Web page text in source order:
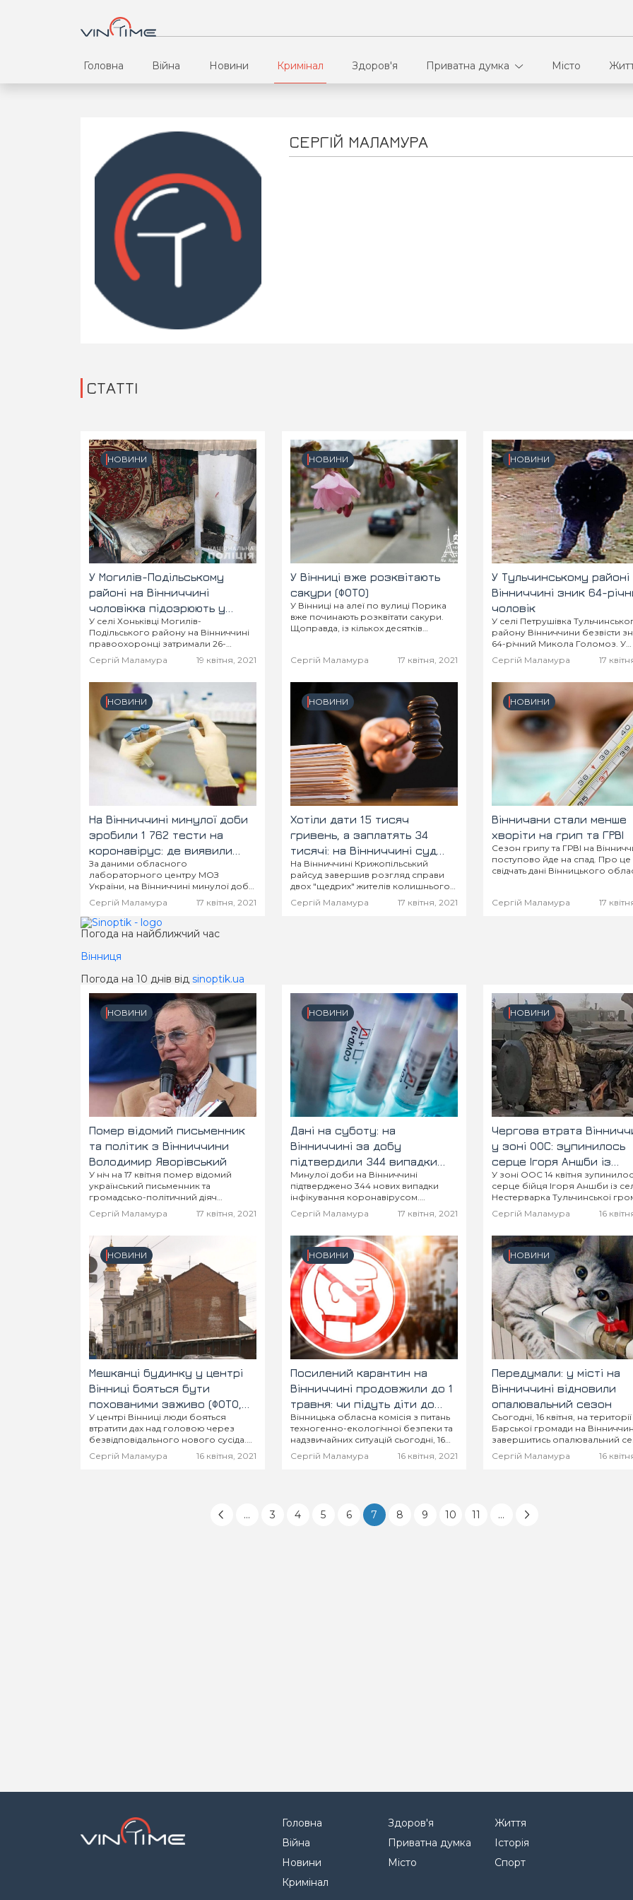
Головна Війна Новини Кримінал Здоров'я Приватна думка Місто
СЕРГІЙ МАЛАМУРА
СТАТТІ
НОВИНИ
У Могилів-Подільському
районі на Вінниччині
чоловікка підозрюють у
вбивстві батька
У селі Хоньківці Могилів-
Подільського району на Вінниччині
правоохоронці затримали 26-
річного місцевого жителя. За даним
слідства, він наніс смертельний удар
Сергій Маламура 19 квітня, 2021
НОВИНИ
У Вінниці вже розквітають
сакури (ФОТО)
У Вінниці на алеї по вулиці Порика
вже починають розквітати сакури.
Щоправда, із кількох десятків
тільки збираються розцвісти.
Сергій Маламура 17 квітня, 2021
НОВИНИ
У Тульчинському районі
Вінниччині зник 64-
чоловік
У селі Петрушівка
району Вінниччини безвісти
64-річний Микола Голомоз. У
Вінницькій філії Пошуково-
рятувальної волонтерської
потребує медичної
Сергій Маламура 17
НОВИНИ
На Вінниччині минулої доби
зробили 1 762 тести на
коронавірус: де виявили
найбільше випадків хвороби
За даними обласного
лабораторного центру МОЗ
України, на Вінниччині минулої доби
було проведено 1 762 тести на
коронавірус. Позитивний результат
отримано у 344 випадках - 19,5%.
Сергій Маламура 17 квітня, 2021
НОВИНИ
Хотіли дати 15 тисяч
гривень, а заплатять 34
тисячі: на Вінниччині суд
оштрафував двох чоловіків
за пропозицію хабара
патрульним
На Вінниччині Крижопільський
райсуд завершив розгляд справи
двох "щедрих" жителів колишнього
райцентру, які в лютому цього року
намагалися переконати патрульних
Сергій Маламура 17 квітня, 2021
НОВИНИ
Вінничани стали менше
хворіти на грип та ГРВІ
Сезон грипу та ГРВІ на
поступово йде на спад. Про це
свідчать дані Вінницького
області інтенсивність
Сергій Маламура 17
Погода на найближчий час
Вінниця
Погода на 10 днів від sinoptik.ua
НОВИНИ
Помер відомий письменник
та політик з Вінниччини
Володимир Яворівський
У ніч на 17 квітня помер відомий
український письменник та
громадсько-політичний діяч
Володимир Яворівський. Народився
він на Вінниччині у селі Теклівка 11
Сергій Маламура 17 квітня, 2021
НОВИНИ
Дані на суботу: на
Вінниччині за добу
підтвердили 344 випадки
захворювання на COVID-19
Минулої доби на Вінниччині
підтверджено 344 нових випадки
інфікування коронавірусом.
Померло 15 хворих на COVID-19.
загалом за час пандемії в області
захворювання, померло 1 378
людей....
Сергій Маламура 17 квітня, 2021
НОВИНИ
Чергова втрата
у зоні ООС: зупинилось
серце Ігоря Аншби із
Тульчинської громади
У зоні ООС 14 квітня
серце бійця Ігоря Аншби із
Нестерварка Тульчинської
Вінниччини. Про це
пресслужбі Тульчинської
Сергій Маламура 16
НОВИНИ
Мешканці будинку у центрі
Вінниці бояться бути
похованими заживо (ФОТО,
ВІДЕО)
У центрі Вінниці люди бояться
втратити дах над головою через
безвідповідального нового сусіда.
Старовинний будинок на кілька
квартир на вулиці Соборній почав
Сергій Маламура 16 квітня, 2021
НОВИНИ
Посилений карантин на
Вінниччині продовжили до 1
травня: чи підуть діти до
школи?
Вінницька обласна комісія з питань
техногенно-екологічної безпеки та
надзвичайних ситуацій сьогодні, 16
квітня, вирішила продовжити дію в
області жорстких карантинних
Сергій Маламура 16 квітня, 2021
НОВИНИ
Передумали: у місті на
Вінниччині відновили
опалювальний сезон
Сьогодні, 16 квітня, на території
Барської громади на
завершитись опалювальний
для бюджетних установ та
населення, яке проживає в
Сергій Маламура 16
... 3 4 5 6 7 8 9 10 11 ...
Головна
Війна
Новини
Кримінал
Здоров'я
Приватна думка
Місто
Життя
Історія
Спорт